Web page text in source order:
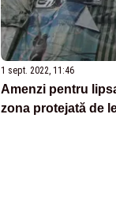
1 sept. 2022, 11:46
Amenzi pentru
zona protejată de